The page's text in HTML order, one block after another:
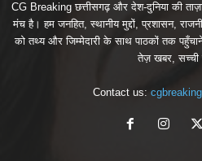
CG Breaking छत्तीसगढ़ और देश-दुनिया की
मंच है। हम जनहित, स्थानीय मुद्दों, प्रशासन,
को तथ्य और जिम्मेदारी के साथ पाठकों तक
तेज़ खबर, सच्ची
Contact us: